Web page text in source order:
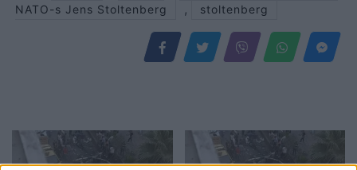
NATO-s Jens Stoltenberg
, stoltenberg